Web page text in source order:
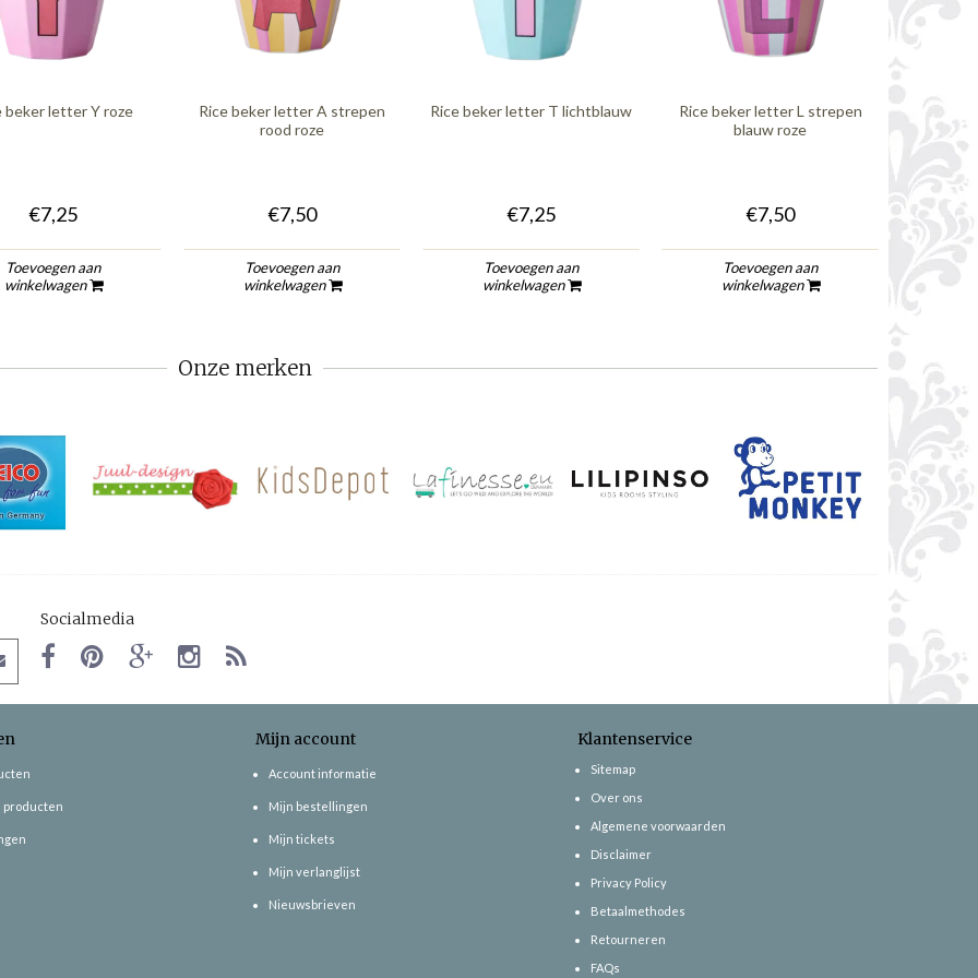
beker letter Y roze
€7,25
Toevoegen aan
winkelwagen
Rice beker letter A strepen
rood roze
€7,50
Toevoegen aan
winkelwagen
Rice beker letter T lichtblauw
€7,25
Toevoegen aan
winkelwagen
Rice beker letter L strepen
blauw roze
€7,50
Toevoegen aan
winkelwagen
Rice
Onze merken
Socialmedia
producten
Mijn account
Account informatie
Mijn bestellingen
Mijn tickets
Mijn verlanglijst
Nieuwsbrieven
Klantenservice
Sitemap
Over ons
Algemene voorwaarden
Disclaimer
Privacy Policy
Betaalmethodes
Retourneren
FAQs